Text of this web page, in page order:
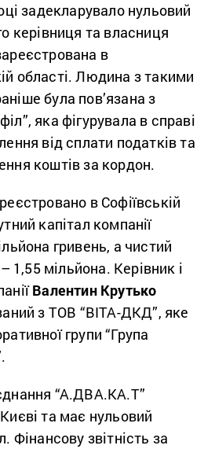
задекларувало нульовий
керівниця та власниця
в
області. Людина з такими
була пов’язана з
яка фігурувала в справі
від сплати податків та
коштів за кордон.
в Софіївській
капітал компанії
гривень, а чистий
1,55 мільйона. Керівник і
Валентин Крутько
з ТОВ “ВІТА-ДКД”, яке
групи “Група
“А.ДВА.КА.Т”
та має нульовий
Фінансову звітність за